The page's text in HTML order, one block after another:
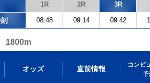
1R 2R 3R
08:48 09:14 09:42
オッズ 直前情報
コンピ
予